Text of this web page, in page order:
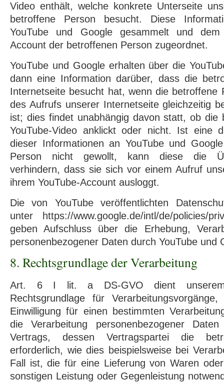
Video enthält, welche konkrete Unterseite
betroffene Person besucht. Diese
YouTube und Google gesammelt und dem
Account der betroffenen Person zugeordnet.
YouTube und Google erhalten über die
dann eine Information darüber, dass die
Internetseite besucht hat, wenn die betroffene
des Aufrufs unserer Internetseite gleichzeitig
ist; dies findet unabhängig davon statt, ob die
YouTube-Video anklickt oder nicht. Ist eine
dieser Informationen an YouTube und
Person nicht gewollt, kann diese die
verhindern, dass sie sich vor einem Aufruf
ihrem YouTube-Account ausloggt.
Die von YouTube veröffentlichten
unter https://www.google.de/intl/de/policies/
geben Aufschluss über die Erhebung,
personenbezogener Daten durch YouTube und
8. Rechtsgrundlage der Verarbeitung
Art. 6 I lit. a DS-GVO dient unserem
Rechtsgrundlage für
Einwilligung für einen bestimmten
die Verarbeitung personenbezogener
Vertrags, dessen Vertragspartei die
erforderlich, wie dies beispielsweise bei
Fall ist, die für eine Lieferung von Waren
sonstigen Leistung oder Gegenleistung